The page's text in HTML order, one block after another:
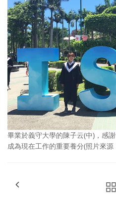
畢業於義守大學的陳子云(中)，感
成為現在工作的重要養分(照片來源